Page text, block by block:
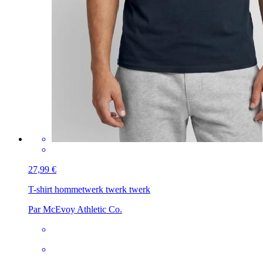
27,99 €
T-shirt hommetwerk twerk twerk
Par McEvoy Athletic Co.